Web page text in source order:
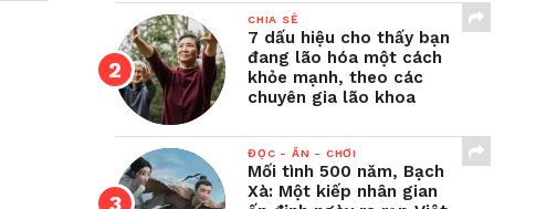
CHIA SẺ
7 dấu hiệu cho thấy bạn
đang lão hóa một cách
khỏe mạnh, theo các
chuyên gia lão khoa
ĐỌC - ĂN - CHƠI
Mối tình 500 năm, Bạch
Xà: Một kiếp nhân gian